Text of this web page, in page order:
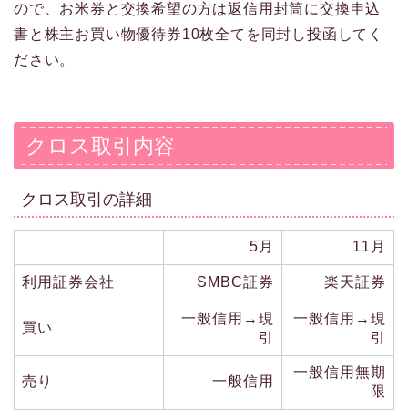
ので、お米券と交換希望の方は返信用封筒に交換申込
書と株主お買い物優待券10枚全てを同封し投函してく
ださい。
クロス取引内容
クロス取引の詳細
5月 11月
利用証券会社 SMBC証券 楽天証券
買い
一般信用→現
引
一般信用→現
引
売り 一般信用
一般信用無期
限